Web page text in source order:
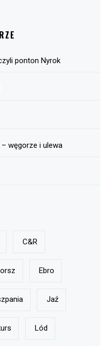
ponton Nyrok
węgorze i ulewa
C&r
Ebro
Jaź
Lód